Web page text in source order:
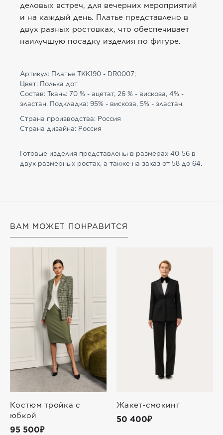
деловых встреч, для вечерних мероприятий
и на каждый день. Платье представлено в
двух разных ростовках, что обеспечивает
наилучшую посадку изделия по фигуре.
Артикул: Платье TKK190 - DR0007;
Цвет: Полька дот
Состав: Ткань: 70 % - ацетат, 26 % - вискоза, 4% -
эластан. Подкладка: 95% - вискоза, 5% - эластан.
Страна производства: Россия
Страна дизайна: Россия
Готовые изделия представлены в размерах 40-56 в
двух размерных ростах, а также на заказ от 58 до 64.
ВАМ МОЖЕТ ПОНРАВИТСЯ
Костюм тройка с
юбкой
95 500₽
Жакет-смокинг
50 400₽